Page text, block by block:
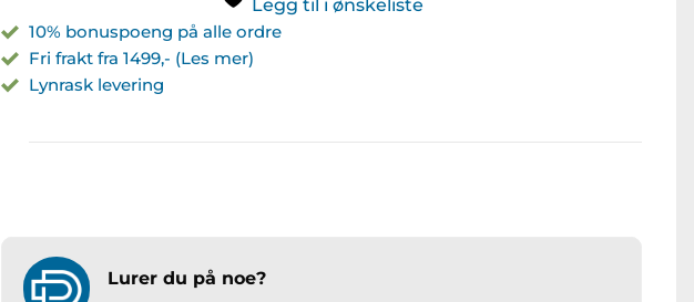
Legg til i ønskeliste
10% bonuspoeng på alle ordre
Fri frakt fra 1499,- (Les mer)
Lynrask levering
Lurer du på noe?